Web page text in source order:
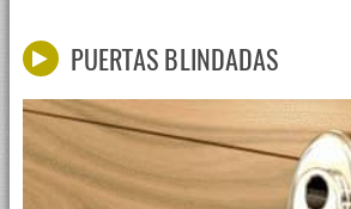
PUERTAS BLINDADAS